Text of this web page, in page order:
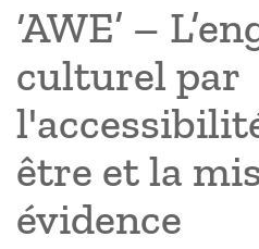
‘AWE’ –
culturel par
être et la
évidence